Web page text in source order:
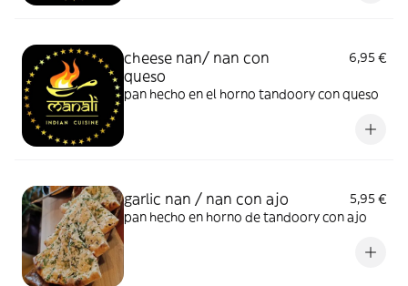
cheese nan/ nan con
queso
6,95 €
pan hecho en el horno tandoory con queso
garlic nan / nan con ajo
5,95 €
pan hecho en horno de tandoory con ajo